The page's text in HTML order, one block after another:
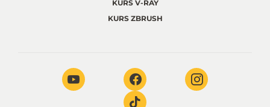
KURS V-RAY
KURS ZBRUSH